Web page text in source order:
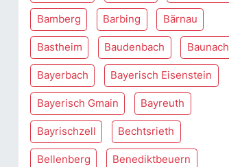
Bamberg Barbing Bärnau
Bastheim Baudenbach Baunach
Bayerbach Bayerisch Eisenstein
Bayerisch Gmain Bayreuth
Bayrischzell Bechtsrieth
Bellenberg Benediktbeuern